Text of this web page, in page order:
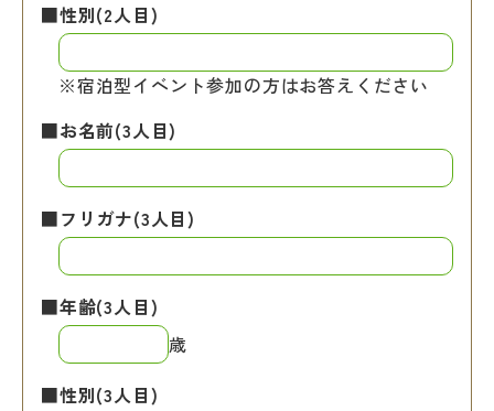
■性別(2人目)
※宿泊型イベント参加の方はお答えください
■お名前(3人目)
■フリガナ(3人目)
■年齢(3人目)
歳
■性別(3人目)